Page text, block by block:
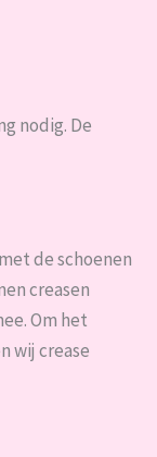
nodig. De
de schoenen
creasen
Om het
wij crease